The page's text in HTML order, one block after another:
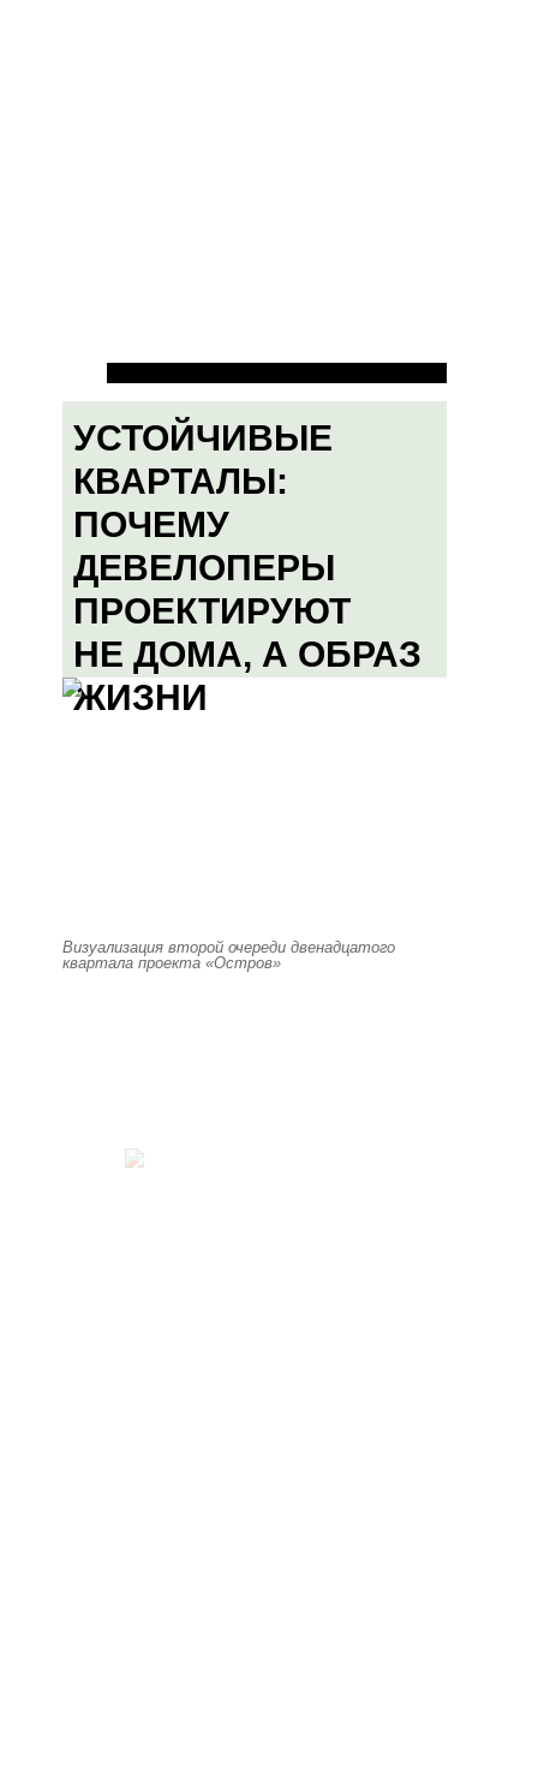
УСТОЙЧИВЫЕ
КВАРТАЛЫ:
ПОЧЕМУ
ДЕВЕЛОПЕРЫ
ПРОЕКТИРУЮТ
НЕ ДОМА, А ОБРАЗ
ЖИЗНИ
Визуализация второй очереди двенадцатого
квартала проекта «Остров»